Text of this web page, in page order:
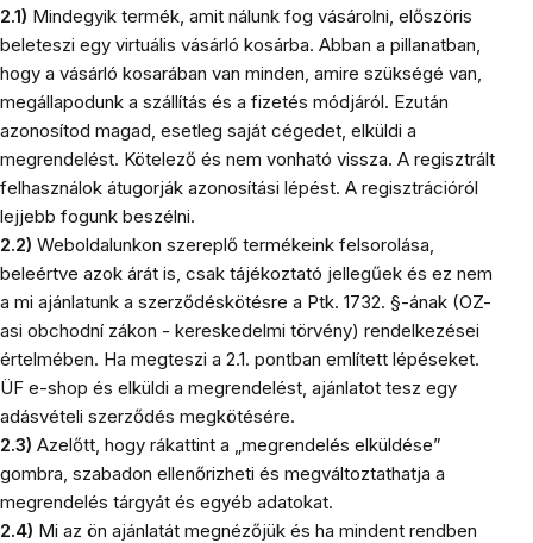
2.1) Mindegyik termék, amit nálunk fog vásárolni, előszöris
beleteszi egy virtuális vásárló kosárba. Abban a pillanatban,
hogy a vásárló kosarában van minden, amire szükségé van,
megállapodunk a szállítás és a fizetés módjáról. Ezután
azonosítod magad, esetleg saját cégedet, elküldi a
megrendelést. Kötelező és nem vonható vissza. A regisztrált
felhasználok átugorják azonosítási lépést. A regisztrációról
lejjebb fogunk beszélni.
2.2) Weboldalunkon szereplő termékeink felsorolása,
beleértve azok árát is, csak tájékoztató jellegűek és ez nem
a mi ajánlatunk a szerződéskötésre a Ptk. 1732. §-ának (OZ-
asi obchodní zákon - kereskedelmi törvény) rendelkezései
értelmében. Ha megteszi a 2.1. pontban említett lépéseket.
ÜF e-shop és elküldi a megrendelést, ajánlatot tesz egy
adásvételi szerződés megkötésére.
2.3) Azelőtt, hogy rákattint a „megrendelés elküldése”
gombra, szabadon ellenőrizheti és megváltoztathatja a
megrendelés tárgyát és egyéb adatokat.
2.4) Mi az ön ajánlatát megnézőjük és ha mindent rendben